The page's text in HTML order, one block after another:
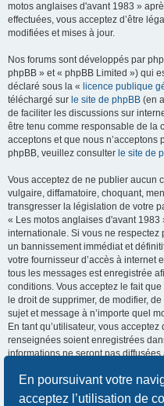
En poursuivant votre
acceptez l’utilisation de
motos anglaises d'avant 1983 »
effectuées, vous acceptez d’être
modifiées et mises à jour.
Nos forums sont développés par
phpBB » et « phpBB Limited ») qui
déclaré sous la « licence publique
téléchargé sur le site de phpBB (en
de faciliter les discussions sur
être tenu comme responsable de la
acceptons et que nous n’acceptons
phpBB, veuillez consulter le site de
Vous acceptez de ne publier aucun
vulgaire, diffamatoire, choquant,
transgresser la législation de votre
« Les motos anglaises d'avant
internationale. Si vous ne
un bannissement immédiat et
votre fournisseur d’accès à internet
tous les messages est enregistrée
conditions. Vous acceptez le fait
le droit de supprimer, de modifier,
sujet et message à n’importe quel
En tant qu’utilisateur, vous
renseignées soient enregistrées
informations ne seront pas
consentement, ni « Les motos
être tenus comme responsables
visant à compromettre vos données.